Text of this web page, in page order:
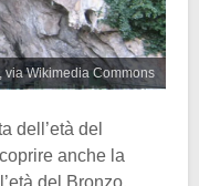
via Wikimedia Commons
dell’età del
anche la